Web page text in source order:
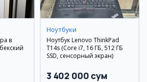
в
Ноутбуки
Ноутбук Lenovo ThinkPad
T14s (Core i7, 16 ГБ, 512 ГБ
SSD, сенсорный экран)
3 402 000 сум